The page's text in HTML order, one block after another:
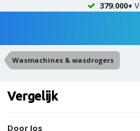
379.000+
Wasmachines & wasdrogers
Vergelijk
Door Jos